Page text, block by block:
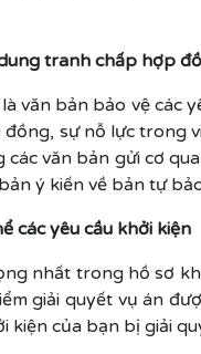
tranh chấp hợp
văn bản bảo vệ các
sự nỗ lực trong
các văn bản gửi cơ
ý kiến về bản tự
các yêu cầu khởi kiện
nhất trong hồ sơ
giải quyết vụ án
kiện của bạn bị giải